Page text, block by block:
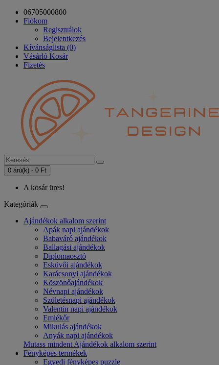
06705000800
Fiókom
Regisztrálok
Bejelentkezés
Kívánságlista (0)
Vásárló Kosár
Fizetés
0 árú(k) - 0 Ft
A kosár üres!
Kategóriák
Ajándékok alkalom szerint
Apák napi ajándékok
Babaváró ajándékok
Ballagási ajándékok
Diplomaosztó
Esküvői ajándékok
Karácsonyi ajándékok
Köszönőajándékok
Névnapi ajándékok
Születésnapi ajándékok
Valentin napi ajándékok
Emlékőr
Mikulás ajándékok
Anyák napi ajándékok
Mutass mindent Ajándékok alkalom szerint
Fényképes termékek
Egyedi fényképes puzzle